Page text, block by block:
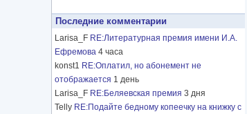
Последние комментарии
Larisa_F RE:Литературная премия имени И.А.
Ефремова 4 часа
konst1 RE:Оплатил, но абонемент не
отображается 1 день
Larisa_F RE:Беляевская премия 3 дня
Telly RE:Подайте бедному копеечку на книжку с